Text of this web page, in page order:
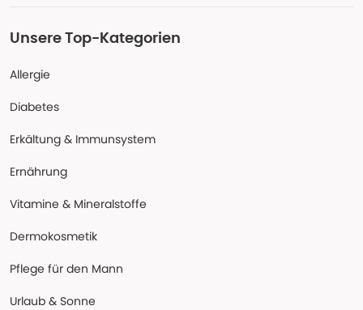
Unsere Top-Kategorien
Allergie
Diabetes
Erkältung & Immunsystem
Ernährung
Vitamine & Mineralstoffe
Dermokosmetik
Pflege für den Mann
Urlaub & Sonne